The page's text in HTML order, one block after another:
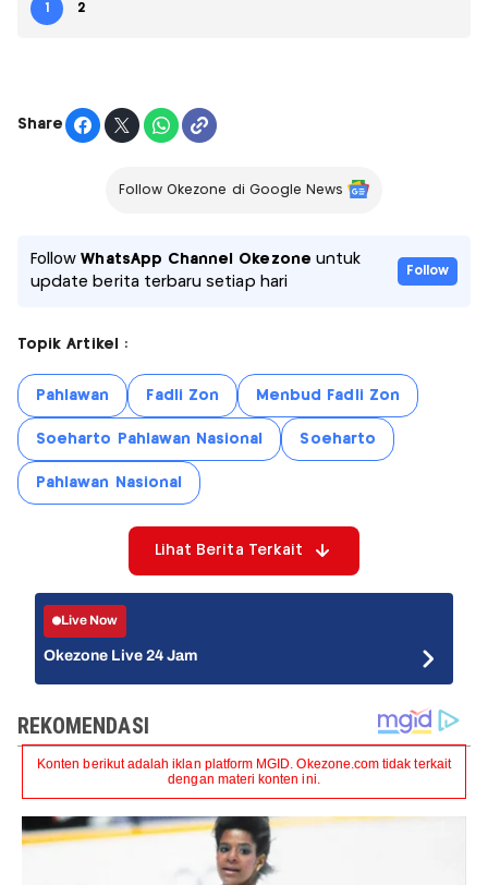
1 2
Share
Follow Okezone di Google News
FollowWhatsApp Channel Okezone untuk
update berita terbaru setiap hari
Follow
Topik Artikel :
Pahlawan Fadli Zon Menbud Fadli Zon
Soeharto Pahlawan Nasional Soeharto
Pahlawan Nasional
Lihat Berita Terkait
Live Now
Okezone Live 24 Jam